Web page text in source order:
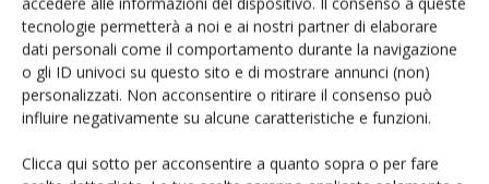
tecnologie permetterà a noi e ai nostri partner di elaborare
dati personali come il comportamento durante la navigazione
o gli ID univoci su questo sito e di mostrare annunci (non)
personalizzati. Non acconsentire o ritirare il consenso può
influire negativamente su alcune caratteristiche e funzioni.
Clicca qui sotto per acconsentire a quanto sopra o per fare